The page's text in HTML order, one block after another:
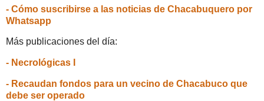
- Cómo suscribirse a las noticias de Chacabuquero por
Whatsapp
Más publicaciones del día:
- Necrológicas I
- Recaudan fondos para un vecino de Chacabuco que
debe ser operado